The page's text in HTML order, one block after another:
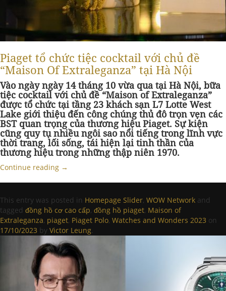
Piaget tổ chức tiệc cocktail với chủ đề
“Maison Of Extraleganza” tại Hà Nội
Vào ngày ngày 14 tháng 10 vừa qua tại Hà Nội, bữa
tiệc cocktail với chủ đề “Maison of Extraleganza”
được tổ chức tại tầng 23 khách sạn L7 Lotte West
Lake giới thiệu đến công chúng thủ đô trọn vẹn các
BST quan trọng của thương hiệu Piaget. Sự kiện
cũng quy tụ nhiều ngôi sao nổi tiếng trong lĩnh vực
thời trang, lối sống, tái hiện lại tinh thần của
thương hiệu trong những thập niên 1970.
Continue reading →
This entry was posted in Homepage Slider, WOW Network and
tagged đồng hồ cơ cao cấp, đồng hồ piaget, Maison of
Extraleganza, piaget, Piaget Polo, Watches and Wonders 2023 on
17/10/2023 by Victor Leung.